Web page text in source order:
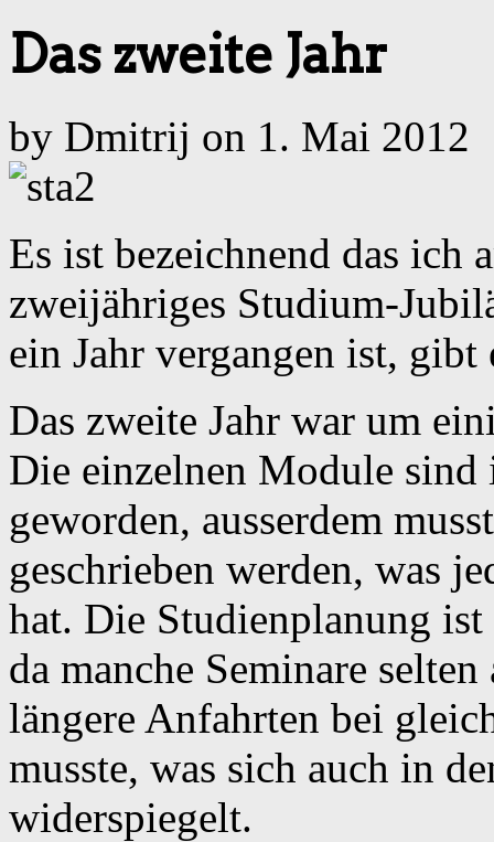
Das zweite Jahr
by Dmitrij on 1. Mai 2012
Es ist bezeichnend das ich
zweijähriges Studium-
ein Jahr vergangen ist,
Das zweite Jahr war um
Die einzelnen Module
geworden, ausserdem
geschrieben werden, was
hat. Die Studienplanung
da manche Seminare
längere Anfahrten bei
musste, was sich auch in
widerspiegelt.